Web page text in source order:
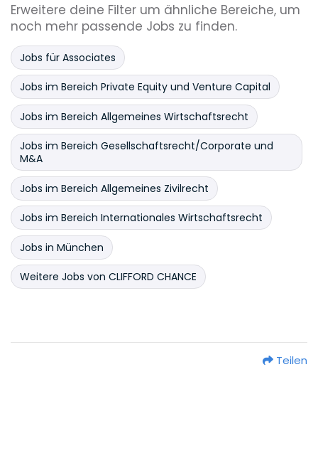
Erweitere deine Filter um ähnliche Bereiche, um
noch mehr passende Jobs zu finden.
Jobs für Associates
Jobs im Bereich Private Equity und Venture Capital
Jobs im Bereich Allgemeines Wirtschaftsrecht
Jobs im Bereich Gesellschaftsrecht/Corporate und
M&A
Jobs im Bereich Allgemeines Zivilrecht
Jobs im Bereich Internationales Wirtschaftsrecht
Jobs in München
Weitere Jobs von CLIFFORD CHANCE
Teilen